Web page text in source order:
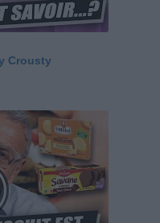
Crousty